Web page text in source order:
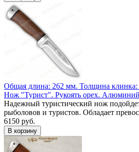
Общая длина: 262 мм. Толщина
Нож "Турист". Рукоять орех. Алюминий
Надежный туристический нож
рыболовов и туристов. Обладает
6150 руб.